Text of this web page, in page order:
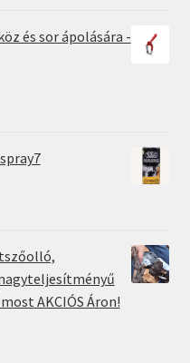
és sor ápolására -
AKCIÓS Áron!